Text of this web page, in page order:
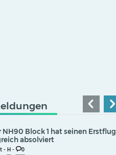
NH90 Block 1 hat seinen Erstflug
absolviert
-H- 0